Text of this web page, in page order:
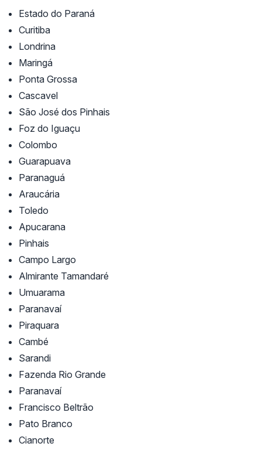
Estado do Paraná
Curitiba
Londrina
Maringá
Ponta Grossa
Cascavel
São José dos Pinhais
Foz do Iguaçu
Colombo
Guarapuava
Paranaguá
Araucária
Toledo
Apucarana
Pinhais
Campo Largo
Almirante Tamandaré
Umuarama
Paranavaí
Piraquara
Cambé
Sarandi
Fazenda Rio Grande
Paranavaí
Francisco Beltrão
Pato Branco
Cianorte